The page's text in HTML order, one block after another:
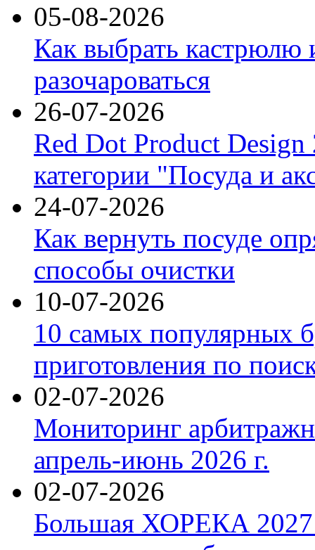
05-08-2026
Как выбрать кастрюлю
разочароваться
26-07-2026
Red Dot Product Design
категории "Посуда и
24-07-2026
Как вернуть посуде
способы очистки
10-07-2026
10 самых популярных
приготовления по
02-07-2026
Мониторинг
апрель-июнь 2026 г.
02-07-2026
Большая ХОРЕКА 2027: